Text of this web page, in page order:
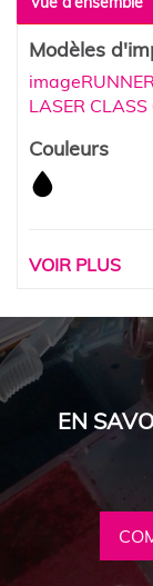
Modèles
LASER
Couleurs
VOIR PLUS
EN